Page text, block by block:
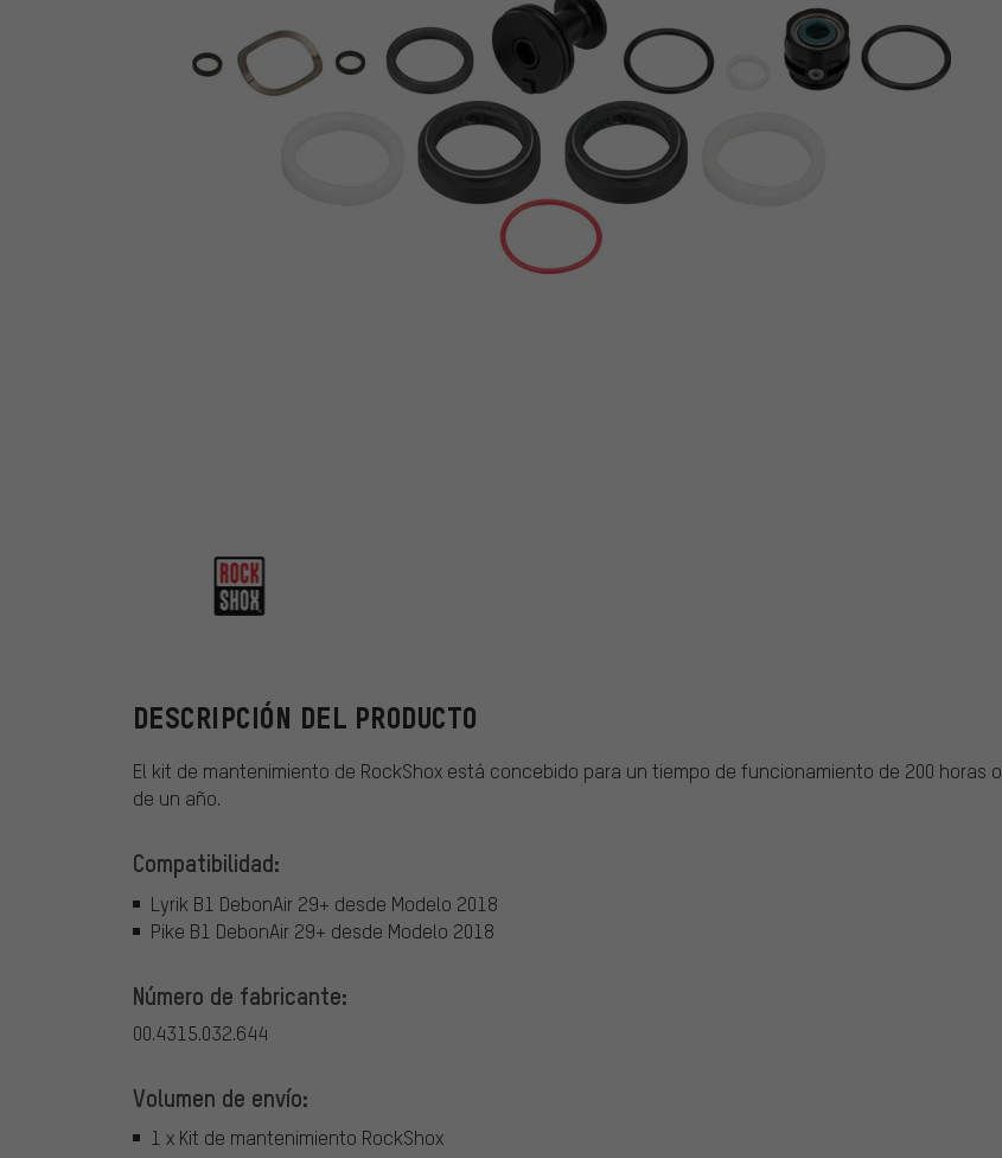
DESCRIPCIÓN DEL PRODUCTO
El kit de mantenimiento de RockShox está concebido para un tiempo de funcionamiento de 200 horas o
de un año.
Compatibilidad:
Lyrik B1 DebonAir 29+ desde Modelo 2018
Pike B1 DebonAir 29+ desde Modelo 2018
Número de fabricante:
00.4315.032.644
Volumen de envío:
1 x Kit de mantenimiento RockShox